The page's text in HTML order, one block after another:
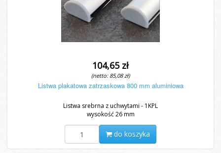
104,65 zł
(netto: 85,08 zł)
Listwa plakatowa zatrzaskowa 800 mm aluminiowa
Listwa srebrna z uchwytami - 1KPL
wysokość 26 mm
do koszyka